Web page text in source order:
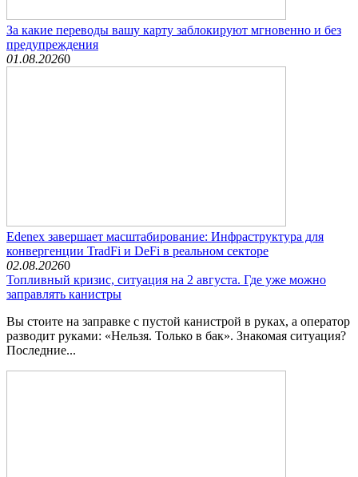
За какие переводы вашу карту заблокируют мгновенно и без
предупреждения
01.08.20260
Edenex завершает масштабирование: Инфраструктура для
конвергенции TradFi и DeFi в реальном секторе
02.08.20260
Топливный кризис, ситуация на 2 августа. Где уже можно
заправлять канистры
Вы стоите на заправке с пустой канистрой в руках, а оператор
разводит руками: «Нельзя. Только в бак». Знакомая ситуация?
Последние...